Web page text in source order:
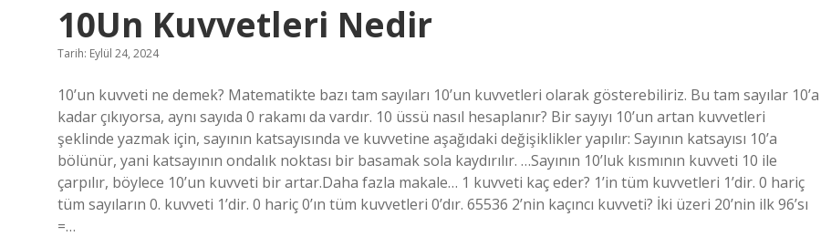
10Un Kuvvetleri Nedir
Tarih: Eylül 24, 2024
10’un kuvveti ne demek? Matematikte bazı tam sayıları 10’un kuvvetleri olarak gösterebiliriz. Bu tam sayılar 10’a
kadar çıkıyorsa, aynı sayıda 0 rakamı da vardır. 10 üssü nasıl hesaplanır? Bir sayıyı 10’un artan kuvvetleri
şeklinde yazmak için, sayının katsayısında ve kuvvetine aşağıdaki değişiklikler yapılır: Sayının katsayısı 10’a
bölünür, yani katsayının ondalık noktası bir basamak sola kaydırılır. …Sayının 10’luk kısmının kuvveti 10 ile
çarpılır, böylece 10’un kuvveti bir artar.Daha fazla makale… 1 kuvveti kaç eder? 1’in tüm kuvvetleri 1’dir. 0 hariç
tüm sayıların 0. kuvveti 1’dir. 0 hariç 0’ın tüm kuvvetleri 0’dır. 65536 2’nin kaçıncı kuvveti? İki üzeri 20’nin ilk 96’sı
=…